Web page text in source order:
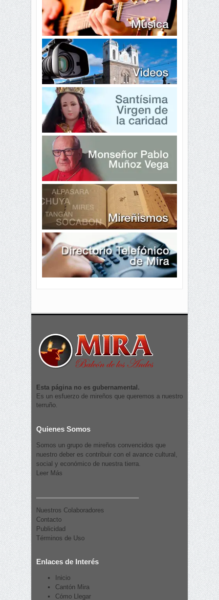
Esta página no es gubernamental.
Es un esfuerzo de mireños que queremos a nuestro
terruño.
Quienes Somos
Somos un grupo de mireños convencidos que
nuestro deber es contribuir con el avance cultural,
social y económico de nuestra tierra.
Leer Más
Nuestros Colaboradores
Contacto
Publicidad
Términos de Uso
Enlaces de Interés
Inicio
Cantón Mira
Cómo Llegar